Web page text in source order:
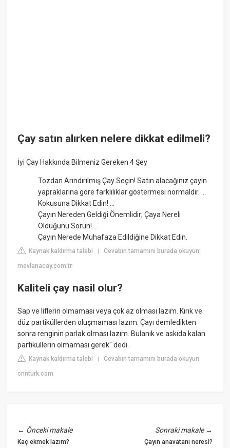
Çay satın alırken nelere dikkat edilmeli?
İyi Çay Hakkında Bilmeniz Gereken 4 Şey
Tozdan Arındırılmış Çay Seçin! Satın alacağınız çayın
yapraklarına göre farklılıklar göstermesi normaldir. ...
Kokusuna Dikkat Edin! ...
Çayın Nereden Geldiği Önemlidir; Çaya Nereli
Olduğunu Sorun! ...
Çayın Nerede Muhafaza Edildiğine Dikkat Edin.
Kaynak kaldırma talebi |Cevabın tamamını burada okuyun:
mevlanacay.com.tr
Kaliteli çay nasil olur?
Sap ve liflerin olmaması veya çok az olması lazım. Kırık ve
düz partiküllerden oluşmaması lazım. Çayı demledikten
sonra renginin parlak olması lazım. Bulanık ve askıda kalan
partiküllerin olmaması gerek" dedi.
Kaynak kaldırma talebi |Cevabın tamamını burada okuyun:
cnnturk.com
← Önceki makale
Kaç ekmek lazım?
Sonraki makale→
Çayın anavatanı neresi?